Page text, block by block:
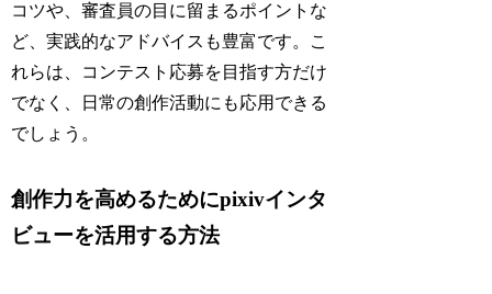
コツや、審査員の目に留まるポイントな
ど、実践的なアドバイスも豊富です。こ
れらは、コンテスト応募を目指す方だけ
でなく、日常の創作活動にも応用できる
でしょう。
創作力を高めるためにpixivインタ
ビューを活用する方法